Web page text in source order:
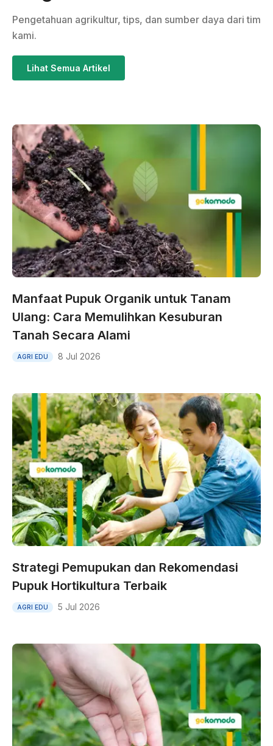
Pengetahuan agrikultur, tips, dan sumber daya dari tim
kami.
Lihat Semua Artikel
Manfaat Pupuk Organik untuk Tanam
Ulang: Cara Memulihkan Kesuburan
Tanah Secara Alami
AGRI EDU 8 Jul 2026
Strategi Pemupukan dan Rekomendasi
Pupuk Hortikultura Terbaik
AGRI EDU 5 Jul 2026